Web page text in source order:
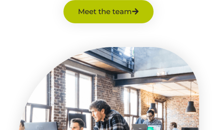
Meet the team